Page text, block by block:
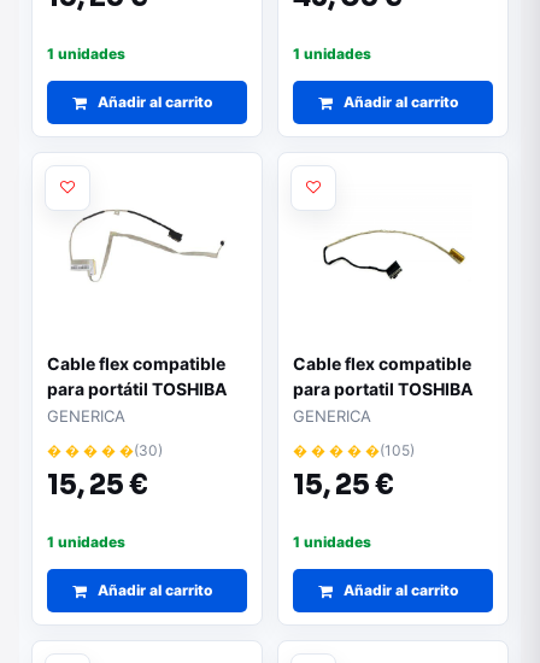
1 unidades
Añadir al carrito
1 unidades
Añadir al carrito
Cable flex compatible
para portátil TOSHIBA
c50 / c55 / c50-a /
1422-01f5000 / 1422-
01f7000
GENERICA
� � � � �(30)
15,25 €
1 unidades
Añadir al carrito
Cable flex compatible
para portatil TOSHIBA
l50-b / s50 / s55-b /
s55t-b5 / 30 pines /
dd0blilc130
GENERICA
� � � � �(105)
15,25 €
1 unidades
Añadir al carrito